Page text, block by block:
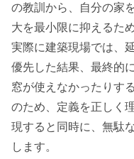
の教訓から、自分の家
大を最小限に抑えるた
実際に建築現場では、
優先した結果、最終的
窓が使えなかったりす
のため、定義を正しく
現すると同時に、無駄
します。